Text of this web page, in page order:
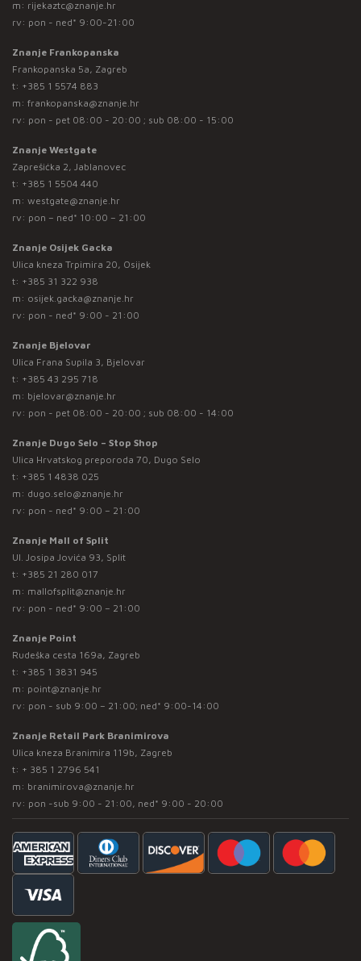
m: rijekaztc@znanje.hr
rv: pon - ned* 9:00-21:00
Znanje Frankopanska
Frankopanska 5a, Zagreb
t: +385 1 5574 883
m: frankopanska@znanje.hr
rv: pon - pet 08:00 - 20:00 ; sub 08:00 - 15:00
Znanje Westgate
Zaprešićka 2, Jablanovec
t: +385 1 5504 440
m: westgate@znanje.hr
rv: pon – ned* 10:00 – 21:00
Znanje Osijek Gacka
Ulica kneza Trpimira 20, Osijek
t: +385 31 322 938
m: osijek.gacka@znanje.hr
rv: pon - ned* 9:00 - 21:00
Znanje Bjelovar
Ulica Frana Supila 3, Bjelovar
t: +385 43 295 718
m: bjelovar@znanje.hr
rv: pon - pet 08:00 - 20:00 ; sub 08:00 - 14:00
Znanje Dugo Selo – Stop Shop
Ulica Hrvatskog preporoda 70, Dugo Selo
t: +385 1 4838 025
m: dugo.selo@znanje.hr
rv: pon - ned* 9:00 – 21:00
Znanje Mall of Split
Ul. Josipa Jovića 93, Split
t: +385 21 280 017
m: mallofsplit@znanje.hr
rv: pon - ned* 9:00 – 21:00
Znanje Point
Rudeška cesta 169a, Zagreb
t: +385 1 3831 945
m: point@znanje.hr
rv: pon - sub 9:00 – 21:00; ned* 9:00-14:00
Znanje Retail Park Branimirova
Ulica kneza Branimira 119b, Zagreb
t: + 385 1 2796 541
m: branimirova@znanje.hr
rv: pon -sub 9:00 - 21:00, ned* 9:00 - 20:00